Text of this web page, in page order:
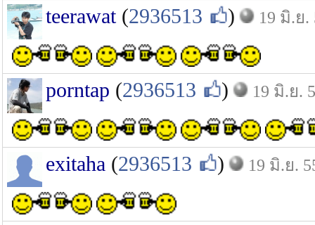
teerawat(2936513 ) 19 มิ.ย.
porntap (2936513 ) 19 มิ.ย.
exitaha (2936513 ) 19 มิ.ย.